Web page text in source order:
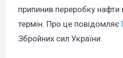
припинив переробку нафти
термін. Про це повідомляє
Збройних сил України.